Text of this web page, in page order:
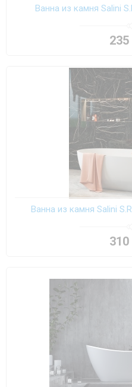
Ванна из камня Salini
235
Ванна из камня Salini
310